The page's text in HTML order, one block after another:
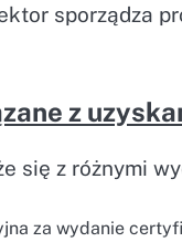
sporządza
z
się z różnymi
za wydanie